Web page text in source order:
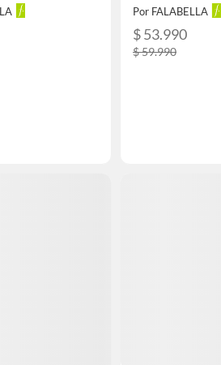
Por FALABELLA
$ 53.990
$ 59.990